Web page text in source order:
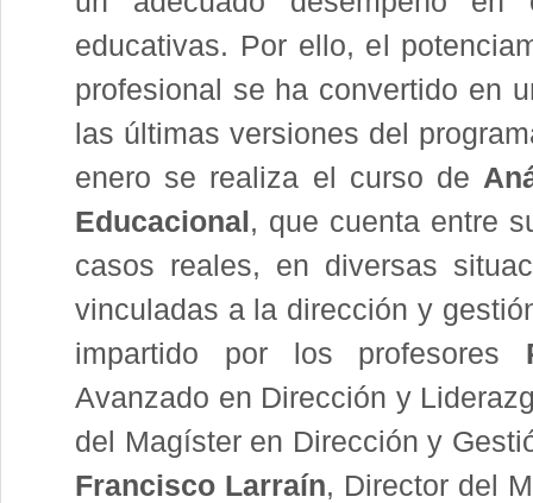
educativas. Por ello, el
profesional se ha convertido en
las últimas versiones del
enero se realiza el curso de
Educacional, que cuenta entre
casos reales, en diversas
vinculadas a la dirección y
impartido por los profesores
Avanzado en Dirección y
del Magíster en Dirección y
Francisco Larraín, Director del